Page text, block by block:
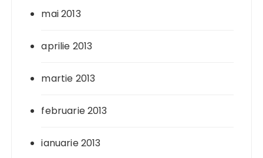
mai 2013
aprilie 2013
martie 2013
februarie 2013
ianuarie 2013